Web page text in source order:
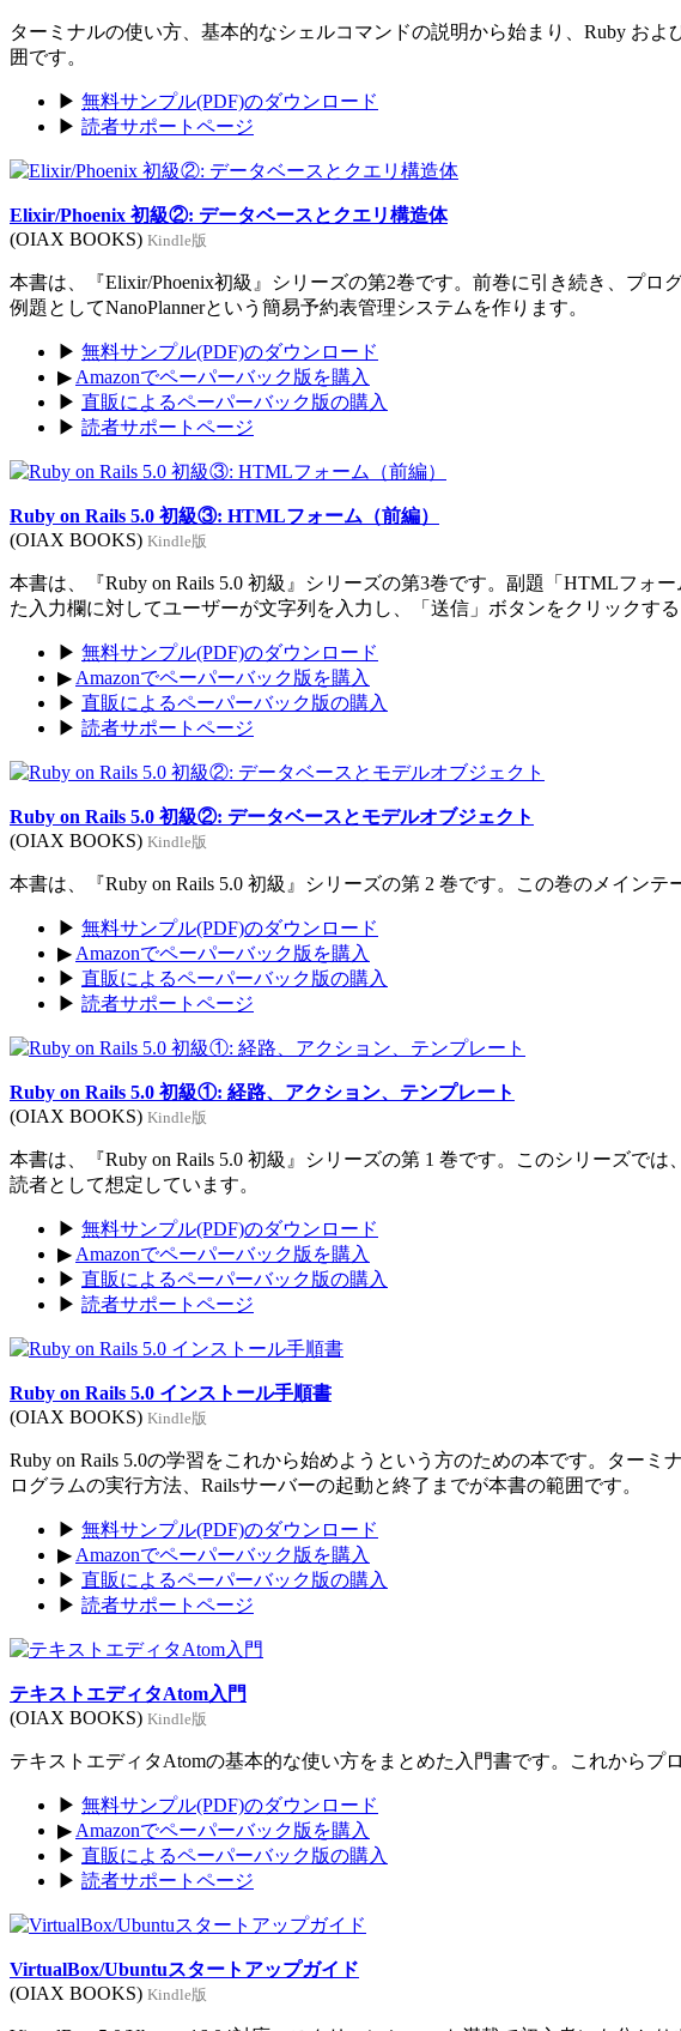
ターミナルの使い方、基本的なシェルコマンドの説明から始まり、Ruby お
囲です。
▶ 無料サンプル(PDF)のダウンロード
▶ 読者サポートページ
Elixir/Phoenix 初級②: データベースとクエリ構造体
(OIAX BOOKS) Kindle版
本書は、『Elixir/Phoenix初級』シリーズの第2巻です。前巻に引き続き、プロ
例題としてNanoPlannerという簡易予約表管理システムを作ります。
▶ 無料サンプル(PDF)のダウンロード
▶ Amazonでペーパーバック版を購入
▶ 直販によるペーパーバック版の購入
▶ 読者サポートページ
Ruby on Rails 5.0 初級③: HTMLフォーム（前編）
(OIAX BOOKS) Kindle版
本書は、『Ruby on Rails 5.0 初級』シリーズの第3巻です。副題「HTMLフ
た入力欄に対してユーザーが文字列を入力し、「送信」ボタンをクリックす
▶ 無料サンプル(PDF)のダウンロード
▶ Amazonでペーパーバック版を購入
▶ 直販によるペーパーバック版の購入
▶ 読者サポートページ
Ruby on Rails 5.0 初級②: データベースとモデルオブジェクト
(OIAX BOOKS) Kindle版
本書は、『Ruby on Rails 5.0 初級』シリーズの第 2 巻です。この巻のメイン
▶ 無料サンプル(PDF)のダウンロード
▶ Amazonでペーパーバック版を購入
▶ 直販によるペーパーバック版の購入
▶ 読者サポートページ
Ruby on Rails 5.0 初級①: 経路、アクション、テンプレート
(OIAX BOOKS) Kindle版
本書は、『Ruby on Rails 5.0 初級』シリーズの第 1 巻です。このシリーズで
読者として想定しています。
▶ 無料サンプル(PDF)のダウンロード
▶ Amazonでペーパーバック版を購入
▶ 直販によるペーパーバック版の購入
▶ 読者サポートページ
Ruby on Rails 5.0 インストール手順書
(OIAX BOOKS) Kindle版
Ruby on Rails 5.0の学習をこれから始めようという方のための本です。ター
ログラムの実行方法、Railsサーバーの起動と終了までが本書の範囲です。
▶ 無料サンプル(PDF)のダウンロード
▶ Amazonでペーパーバック版を購入
▶ 直販によるペーパーバック版の購入
▶ 読者サポートページ
テキストエディタAtom入門
(OIAX BOOKS) Kindle版
テキストエディタAtomの基本的な使い方をまとめた入門書です。これからプ
▶ 無料サンプル(PDF)のダウンロード
▶ Amazonでペーパーバック版を購入
▶ 直販によるペーパーバック版の購入
▶ 読者サポートページ
VirtualBox/Ubuntuスタートアップガイド
(OIAX BOOKS) Kindle版